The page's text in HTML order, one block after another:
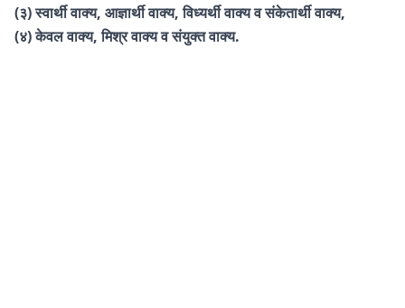
(३) स्वार्थी वाक्य, आज्ञार्थी वाक्य, विध्यर्थी वाक्य व संकेतार्थी वाक्य,
(४) केवल वाक्य, मिश्र वाक्य व संयुक्त वाक्य.